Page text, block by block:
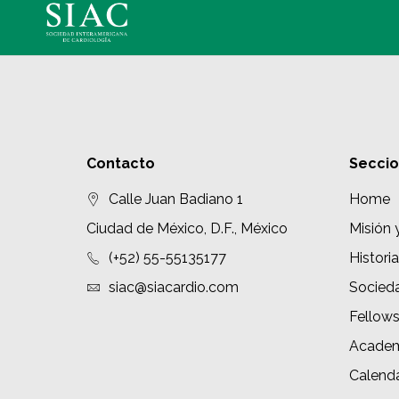
Contacto
Calle Juan Badiano 1
Ciudad de México, D.F., México
(+52) 55-55135177
siac@siacardio.com
Home
Misión
Historia
Fellows